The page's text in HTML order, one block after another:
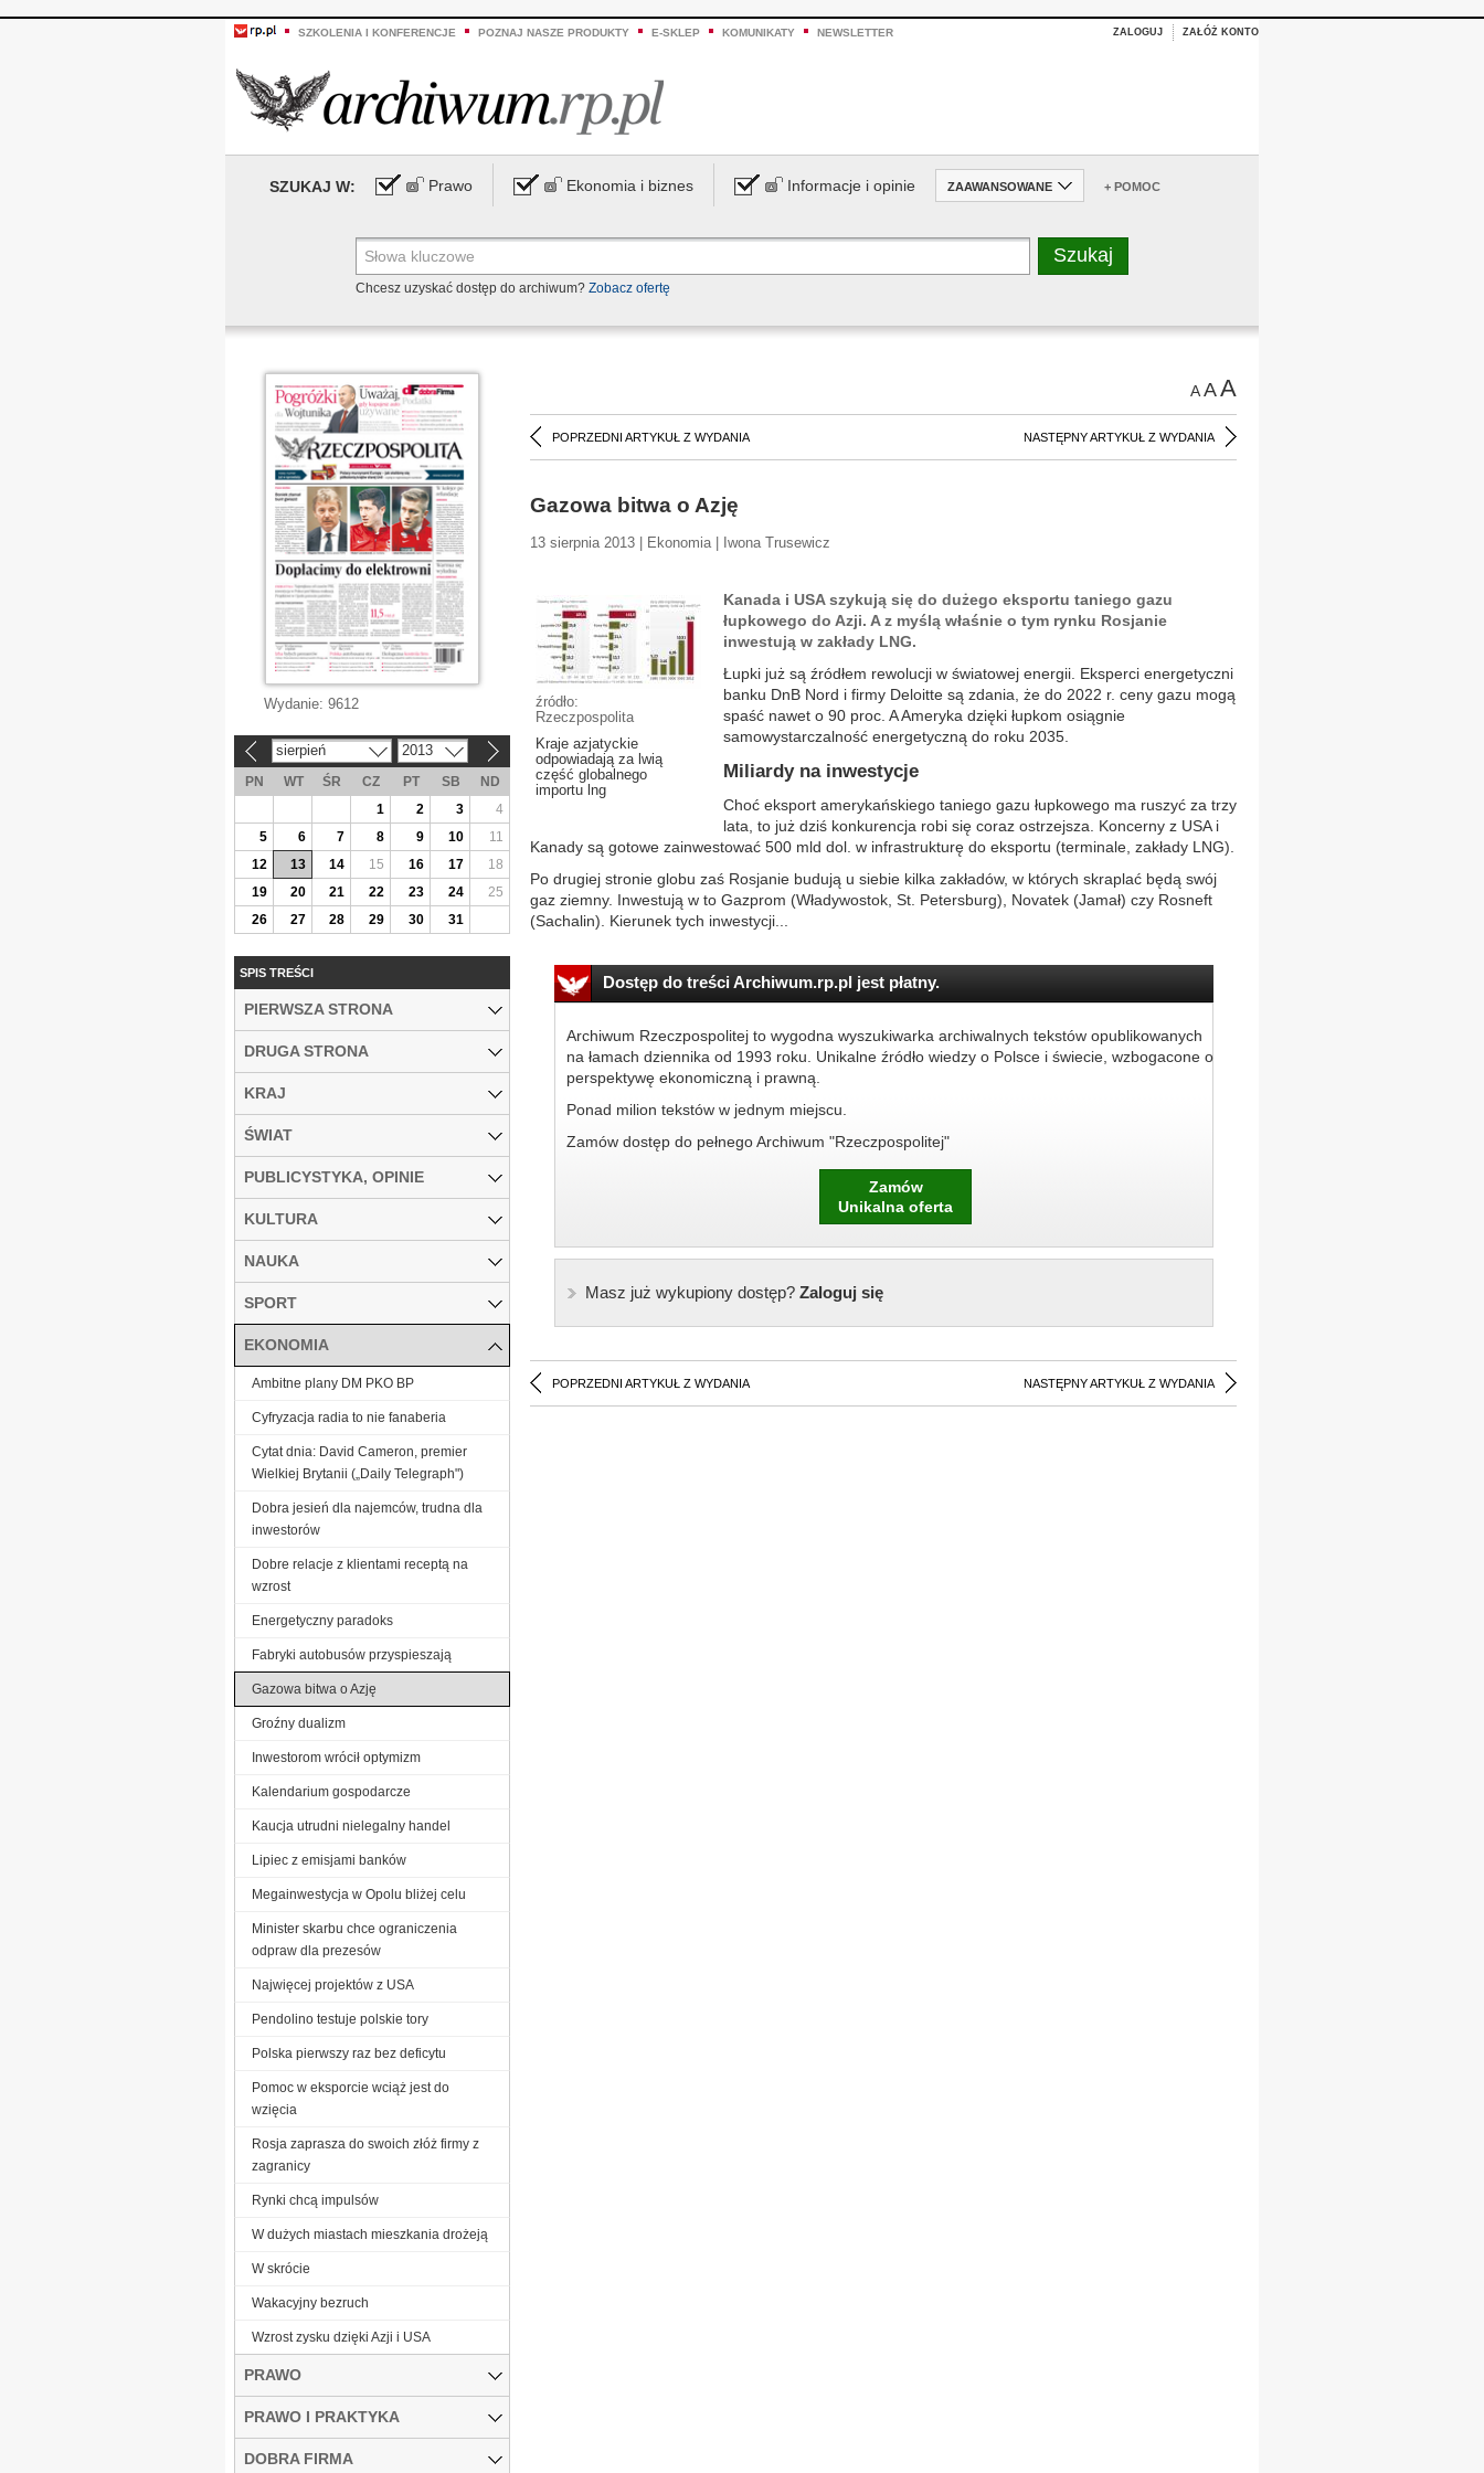
SZKOLENIA I KONFERENCJE POZNAJ NASZE PRODUKTY E-SKLEP KOMUNIKATY NEWSLETTER ZALOGUJ ZAŁÓŻ KONTO
SZUKAJ W: Prawo Ekonomia i biznes Informacje i opinie ZAAWANSOWANE + POMOC
Chcesz uzyskać dostęp do archiwum? Zobacz ofertę
AAA
POPRZEDNI ARTYKUŁ Z WYDANIA NASTĘPNY ARTYKUŁ Z WYDANIA
Gazowa bitwa o Azję
13 sierpnia 2013 | Ekonomia | Iwona Trusewicz
źródło:
Rzeczpospolita
Kraje azjatyckie
odpowiadają za lwią
część globalnego
importu lng
Kanada i USA szykują się do dużego eksportu taniego gazu
łupkowego do Azji. A z myślą właśnie o tym rynku Rosjanie
inwestują w zakłady LNG.
Łupki już są źródłem rewolucji w światowej energii. Eksperci energetyczni
banku DnB Nord i firmy Deloitte są zdania, że do 2022 r. ceny gazu mogą
spaść nawet o 90 proc. A Ameryka dzięki łupkom osiągnie
samowystarczalność energetyczną do roku 2035.
Miliardy na inwestycje
Choć eksport amerykańskiego taniego gazu łupkowego ma ruszyć za trzy
lata, to już dziś konkurencja robi się coraz ostrzejsza. Koncerny z USA i
Kanady są gotowe zainwestować 500 mld dol. w infrastrukturę do eksportu (terminale, zakłady LNG).
Po drugiej stronie globu zaś Rosjanie budują u siebie kilka zakładów, w których skraplać będą swój
gaz ziemny. Inwestują w to Gazprom (Władywostok, St. Petersburg), Novatek (Jamał) czy Rosneft
(Sachalin). Kierunek tych inwestycji...
Dostęp do treści Archiwum.rp.pl jest płatny.
Archiwum Rzeczpospolitej to wygodna wyszukiwarka archiwalnych tekstów opublikowanych
na łamach dziennika od 1993 roku. Unikalne źródło wiedzy o Polsce i świecie, wzbogacone o
perspektywę ekonomiczną i prawną.
Ponad milion tekstów w jednym miejscu.
Zamów dostęp do pełnego Archiwum "Rzeczpospolitej"
Zamów
Unikalna oferta
Masz już wykupiony dostęp?Zaloguj się
POPRZEDNI ARTYKUŁ Z WYDANIA NASTĘPNY ARTYKUŁ Z WYDANIA
Wydanie: 9612
sierpień 2013
PN WT ŚR CZ PT SB
ND
1
2 3
4
5
6 7 8 9 10
11
12
13 14 15 16 17
18
19
20 21 22 23 24
25
26
27 28 29 30 31
SPIS TREŚCI
PIERWSZA STRONA
DRUGA STRONA
KRAJ
ŚWIAT
PUBLICYSTYKA, OPINIE
KULTURA
NAUKA
SPORT
EKONOMIA
Ambitne plany DM PKO BP
Cyfryzacja radia to nie fanaberia
Cytat dnia: David Cameron, premier
Wielkiej Brytanii („Daily Telegraph")
Dobra jesień dla najemców, trudna dla
inwestorów
Dobre relacje z klientami receptą na
wzrost
Energetyczny paradoks
Fabryki autobusów przyspieszają
Gazowa bitwa o Azję
Groźny dualizm
Inwestorom wrócił optymizm
Kalendarium gospodarcze
Kaucja utrudni nielegalny handel
Lipiec z emisjami banków
Megainwestycja w Opolu bliżej celu
Minister skarbu chce ograniczenia
odpraw dla prezesów
Najwięcej projektów z USA
Pendolino testuje polskie tory
Polska pierwszy raz bez deficytu
Pomoc w eksporcie wciąż jest do
wzięcia
Rosja zaprasza do swoich złóż firmy z
zagranicy
Rynki chcą impulsów
W dużych miastach mieszkania drożeją
W skrócie
Wakacyjny bezruch
Wzrost zysku dzięki Azji i USA
PRAWO
PRAWO I PRAKTYKA
DOBRA FIRMA